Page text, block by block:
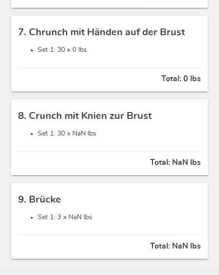
7. Chrunch mit Händen auf der Brust
Set 1: 30 x 0 lbs
Total: 0 lbs
8. Crunch mit Knien zur Brust
Set 1: 30 x NaN lbs
Total: NaN lbs
9. Brücke
Set 1: 3 x NaN lbs
Total: NaN lbs